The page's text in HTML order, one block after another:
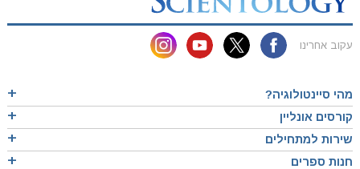
עקוב אחרינו
מהי סיינטולוגיה?
קורסים אונליין
שירות למתחילים
חנות ספרים